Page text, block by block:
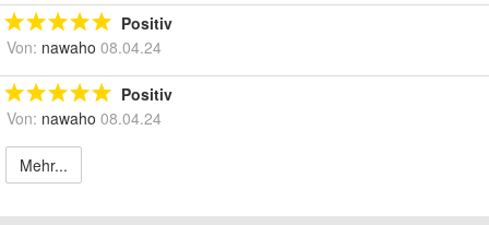
Positiv
Von: nawaho 08.04.24
Positiv
Von: nawaho 08.04.24
Mehr...